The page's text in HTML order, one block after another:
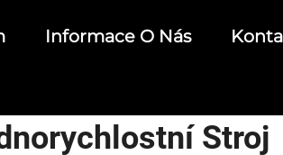
Informace O Nás
Stroj